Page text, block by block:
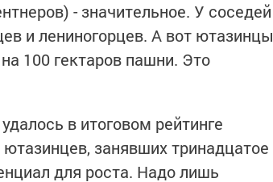
- значительное. У соседей
и лениногорцев. А вот ютазинцы
100 гектаров пашни. Это
в итоговом рейтинге
занявших тринадцатое
для роста. Надо лишь